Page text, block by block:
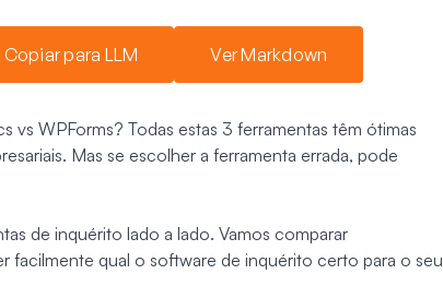
Copiar para LLM Ver Markdown
vs WPForms? Todas estas 3 ferramentas têm ótimas
Mas se escolher a ferramenta errada, pode
de inquérito lado a lado. Vamos comparar
facilmente qual o software de inquérito certo para o seu